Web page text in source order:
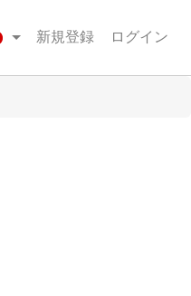
新規登録 ログイン